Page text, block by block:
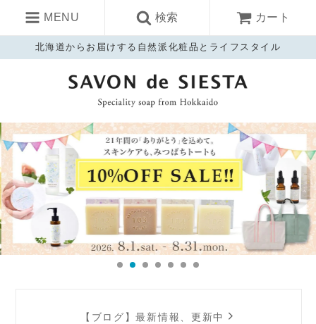
MENU 検索 カート
北海道からお届けする自然派化粧品とライフスタイル
【ブログ】最新情報、更新中